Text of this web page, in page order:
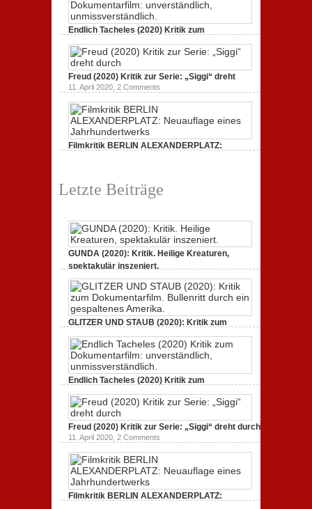
Endlich Tacheles (2020) Kritik zum
Dokumentarfilm: unverständlich,
19. Mai 2020,0 Comments
Freud (2020) Kritik zur Serie: „Siggi“ dreht
11. April 2020, 2 Comments
Filmkritik BERLIN ALEXANDERPLATZ:
Letzte Beiträge
GUNDA (2020): Kritik. Heilige Kreaturen,
spektakulär inszeniert.
GLITZER UND STAUB (2020): Kritik zum
Dokumentarfilm. Bullenritt durch ein
gespaltenes Amerika.
3. Oktober 2020,2 Comments
Endlich Tacheles (2020) Kritik zum
Dokumentarfilm: unverständlich,
unmissverständlich.
19. Mai 2020,0 Comments
Freud (2020) Kritik zur Serie: „Siggi“ dreht durch
11. April 2020, 2 Comments
Filmkritik BERLIN ALEXANDERPLATZ: